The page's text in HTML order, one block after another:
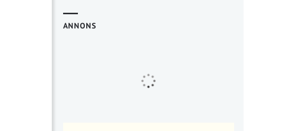
ANNONS